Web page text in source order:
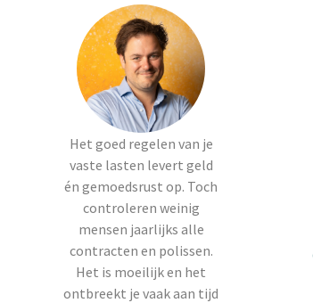
Het goed regelen van je
vaste lasten levert geld
én gemoedsrust op. Toch
controleren weinig
mensen jaarlijks alle
contracten en polissen.
Het is moeilijk en het
ontbreekt je vaak aan tijd